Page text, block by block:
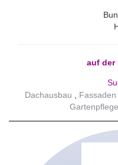
auf der
Dachausbau
Fassaden
Gartenpflege